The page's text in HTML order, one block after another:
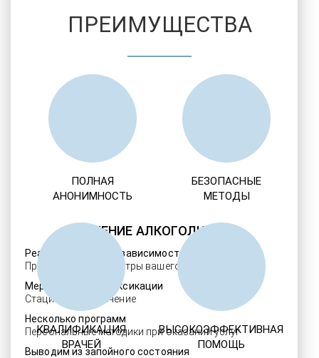
ЛЕЧЕНИЕ АЛКОГОЛИЗМА
Реабилитация алкозависимости
Проверенные ребцентры вашего региона
Мероприятия детоксикации
Стационарное лечение
Несколько программ
Персональные методики при оказании услуг
Выводим из запойного состояния
ПРЕИМУЩЕСТВА
ПОЛНАЯ
АНОНИМНОСТЬ
БЕЗОПАСНЫЕ
МЕТОДЫ
КВАЛИФИКАЦИЯ
ВРАЧЕЙ
ВЫСОКОЭФФЕКТИВНАЯ
ПОМОЩЬ